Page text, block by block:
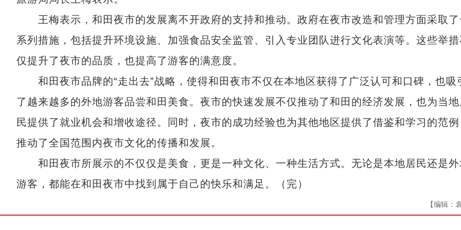
王梅表示，和田夜市的发展离不开政府的支持和推动。政府在夜市改造和管理方面采取了
系列措施，包括提升环境设施、加强食品安全监管、引入专业团队进行文化表演等。这些举措
仅提升了夜市的品质，也提高了游客的满意度。
和田夜市品牌的“走出去”战略，使得和田夜市不仅在本地区获得了广泛认可和口碑，也吸
了越来越多的外地游客品尝和田美食。夜市的快速发展不仅推动了和田的经济发展，也为当地
民提供了就业机会和增收途径。同时，夜市的成功经验也为其他地区提供了借鉴和学习的范例
推动了全国范围内夜市文化的传播和发展。
和田夜市所展示的不仅仅是美食，更是一种文化、一种生活方式。无论是本地居民还是外
游客，都能在和田夜市中找到属于自己的快乐和满足。（完）
【编辑：